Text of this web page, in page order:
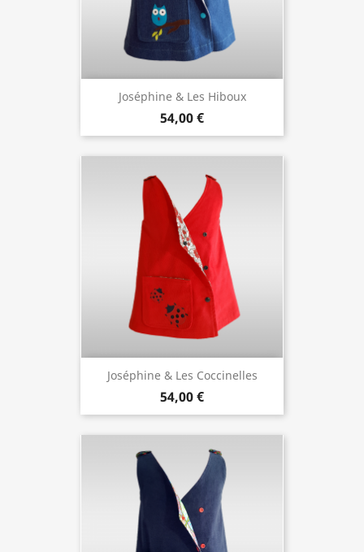
Joséphine & Les Hiboux
54,00 €
Joséphine & Les Coccinelles
54,00 €